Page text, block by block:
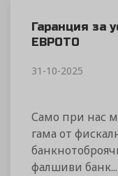
Гаранция за
ЕВРОТО
31-10-2025
Само при нас
гама от
фалшиви банк...